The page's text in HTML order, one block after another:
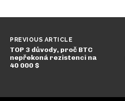
PREVIOUS ARTICLE
TOP 3 důvody, proč BTC
nepřekoná rezistenci na
40 000 $